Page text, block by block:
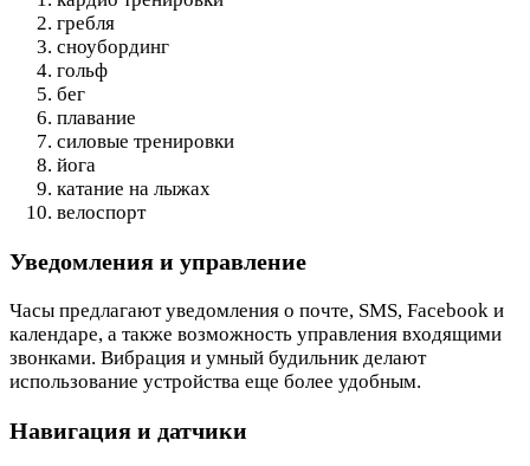
гребля
сноубординг
гольф
бег
плавание
силовые тренировки
йога
катание на лыжах
велоспорт
Уведомления и управление
Часы предлагают уведомления о почте, SMS, Facebook и
календаре, а также возможность управления входящими
звонками. Вибрация и умный будильник делают
использование устройства еще более удобным.
Навигация и датчики